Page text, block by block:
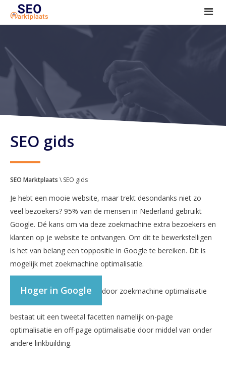
SEO tools reviews
Marketeer bij jou in de buurt?
Offerte
1. Seo voor beginners +
2. Onderzoeken +
SEO gids
SEO Marktplaats \ SEO gids
Je hebt een mooie website, maar trekt desondanks niet zo
veel bezoekers? 95% van de mensen in Nederland gebruikt
Google. Dé kans om via deze zoekmachine extra bezoekers en
klanten op je website te ontvangen. Om dit te bewerkstelligen
is het van belang een toppositie in Google te bereiken. Dit is
mogelijk met zoekmachine optimalisatie.
Hoger in Google door zoekmachine optimalisatie
bestaat uit een tweetal facetten namelijk on-page
optimalisatie en off-page optimalisatie door middel van onder
andere linkbuilding.